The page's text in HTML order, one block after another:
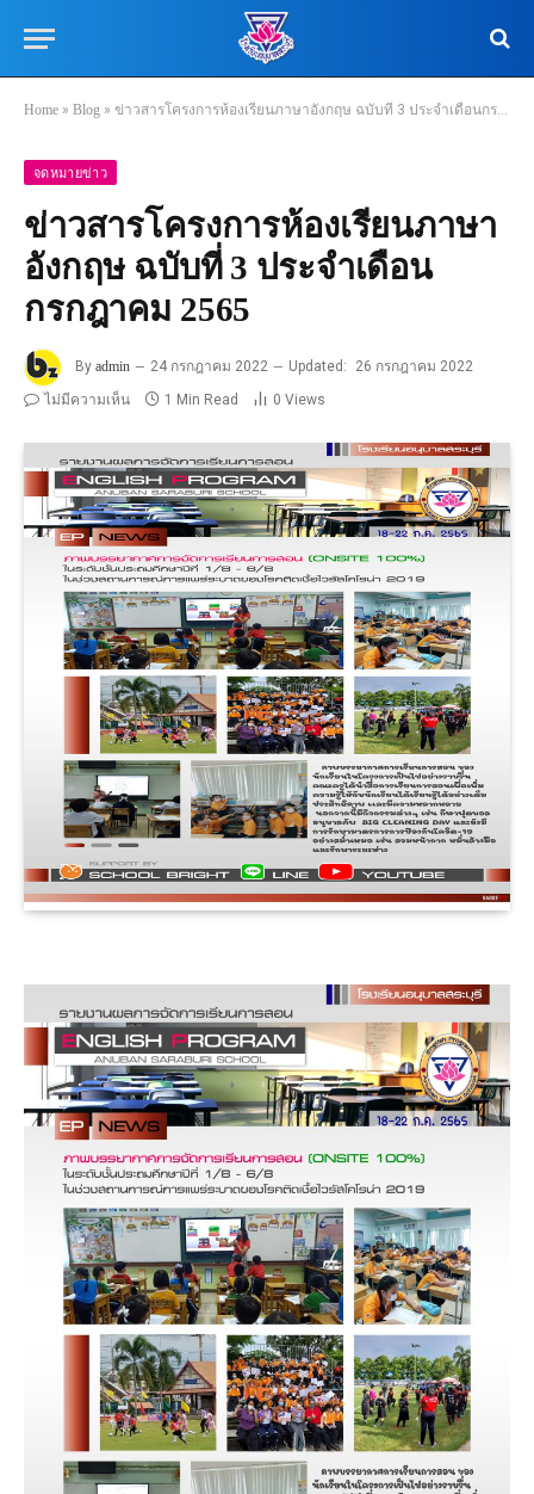
Home » Blog » ข่าวสารโครงการห้องเรียนภาษาอังกฤษ ฉบับที่ 3 ประจำเดือนกรกฎาคม 2565
จดหมายข่าว
ข่าวสารโครงการห้องเรียนภาษา
อังกฤษ ฉบับที่ 3 ประจำเดือน
กรกฎาคม 2565
By admin 24 กรกฎาคม 2022 Updated:
26 กรกฎาคม 2022
ไม่มีความเห็น
1 Min Read 0 Views